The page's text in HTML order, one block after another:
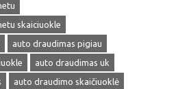
skaiciuokle
auto draudimas pigiau
auto draudimas uk
auto draudimo skaičiuoklė